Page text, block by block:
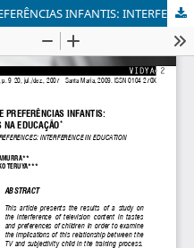
A TELEVISÃO E OS GOSTOS E PREFERÊNCIAS INFANTIS: INTERFERÊNCIAS NA EDUCAÇÃO